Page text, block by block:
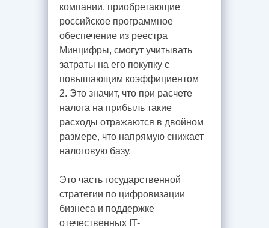
компании, приобретающие
российское программное
обеспечение из реестра
Минцифры, смогут учитывать
затраты на его покупку с
повышающим коэффициентом
2. Это значит, что при расчете
налога на прибыль такие
расходы отражаются в двойном
размере, что напрямую снижает
налоговую базу.
Это часть государственной
стратегии по цифровизации
бизнеса и поддержке
отечественных IT-